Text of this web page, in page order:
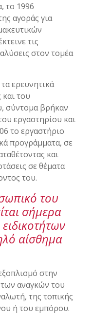
το 1996
αγοράς για
τις
στον τομέα
ερευνητικά
του
σύντομα βρήκαν
εργαστηρίου και
το εργαστήριο
προγράμματα, σε
και
σε θέματα
του.
του
σήμερα
αίσθημα
στην
αναγκών του
της τοπικής
ή του εμπόρου.